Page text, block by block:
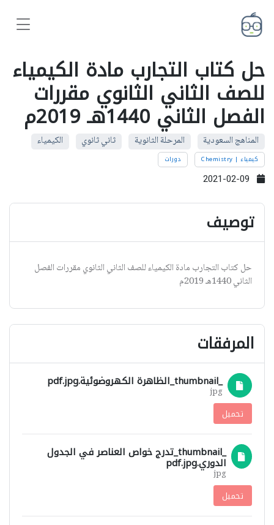
حل كتاب التجارب مادة الكيمياء
للصف الثاني الثانوي مقررات
الفصل الثاني 1440هـ 2019م
المناهج السعودية المرحلة الثانوية ثاني ثانوي الكيمياء
كيمياء | Chemistry دورات
توصيف
حل كتاب التجارب مادة الكيمياء للصف الثاني الثانوي مقررات الفصل
الثاني 1440هـ 2019م
المرفقات
_thumbnail_الظاهرة الكهروضوئية.pdf.jpg
jpg
تحميل
_thumbnail_تدرج خواص العناصر في الجدول
الدوري.pdf.jpg
jpg
تحميل